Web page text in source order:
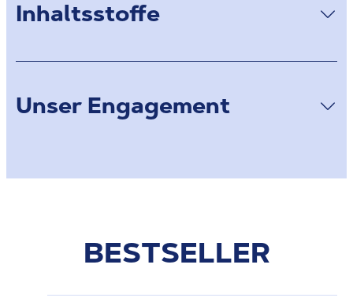
Inhaltsstoffe
Unser Engagement
BESTSELLER